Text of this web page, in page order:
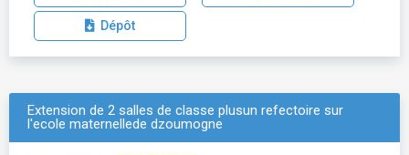
Dépôt
Extension de 2 salles de classe plusun refectoire sur
l'ecole maternellede dzoumogne